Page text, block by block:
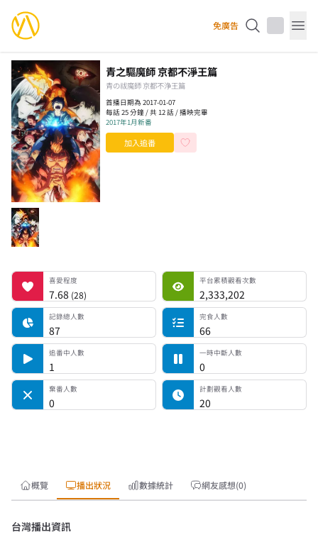
YourAnimes 你的動畫 免廣告
青之驅魔師 京都不淨王篇
青の祓魔師 京都不浄王篇
首播日期為 2017-01-07
每話 25 分鐘 / 共 12 話 / 播映完畢
2017年1月新番
加入追番
喜愛程度喜愛程度
7.68 (28)
平台累積觀看次數 平台累積觀看次數
2,333,202
記錄總人數
記錄總人數
87
完食人數
完食人數
66
追番中人數
追番中人數
1
一時中斷人數
一時中斷人數
0
棄番人數
棄番人數
0
計劃觀看人數
計劃觀看人數
20
概覽 播出狀況 數據統計 網友感想(0)
台灣播出資訊